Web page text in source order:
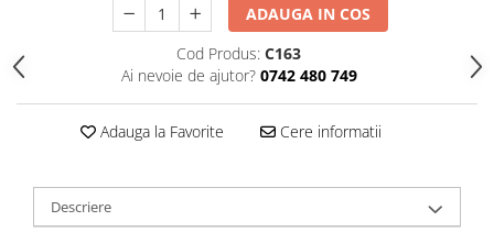
ADAUGA IN COS
Cod Produs: C163
Ai nevoie de ajutor? 0742 480 749
Adauga la Favorite Cere informatii
Descriere